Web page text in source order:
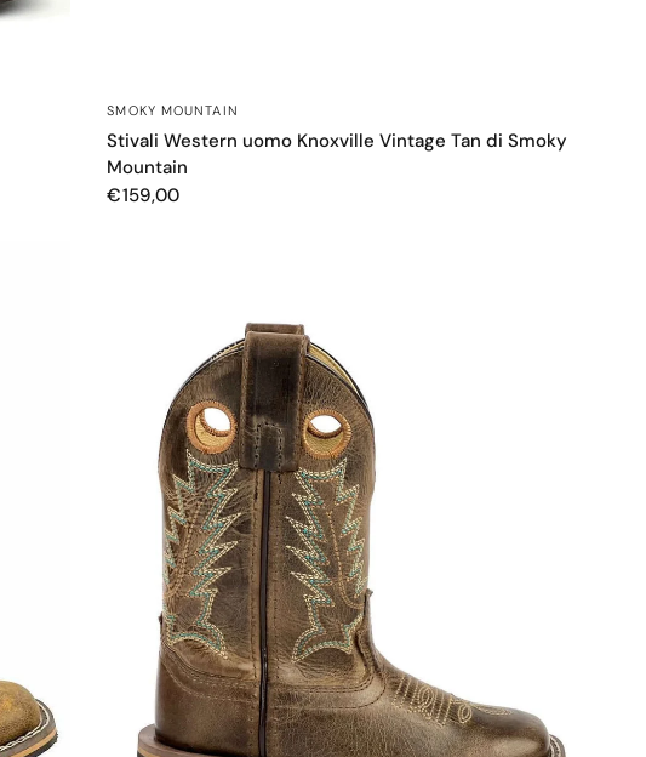
SMOKY MOUNTAIN
Stivali Western uomo Knoxville Vintage Tan di Smoky
Mountain
€159,00